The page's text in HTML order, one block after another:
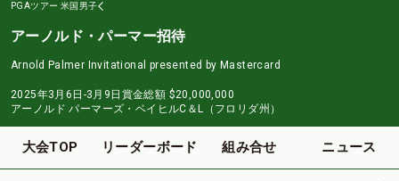
PGAツアー 米国男子
アーノルド・パーマー招待
Arnold Palmer Invitational presented by Mastercard
2025年3月6日-3月9日 賞金総額 $20,000,000
アーノルド パーマーズ・ベイヒルC＆L（フロリダ州）
大会TOP リーダーボード 組み合せ ニュース